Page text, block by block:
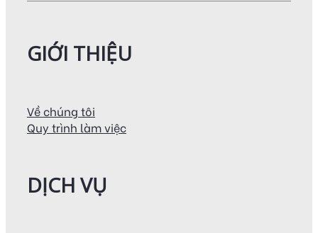
GIỚI THIỆU
Về chúng tôi
Quy trình làm việc
DỊCH VỤ